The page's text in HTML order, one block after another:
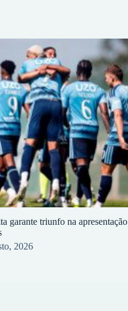
garante triunfo na apresentação
2026